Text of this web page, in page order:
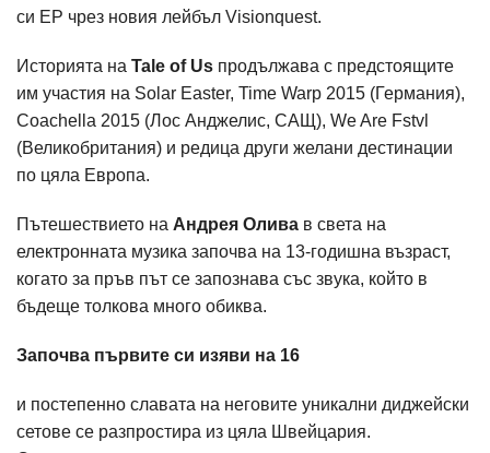
си EP чрез новия лейбъл Visionquest.
Историята на Tale of Us продължава с предстоящите
им участия на Solar Easter, Time Warp 2015 (Германия),
Coachella 2015 (Лос Анджелис, САЩ), We Are Fstvl
(Великобритания) и редица други желани дестинации
по цяла Европа.
Пътешествието на Андрея Олива в света на
електронната музика започва на 13-годишна възраст,
когато за пръв път се запознава със звука, който в
бъдеще толкова много обиква.
Започва първите си изяви на 16
и постепенно славата на неговите уникални диджейски
сетове се разпростира из цяла Швейцария.